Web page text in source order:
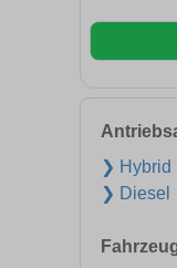
❯ Hybrid
❯ Diesel